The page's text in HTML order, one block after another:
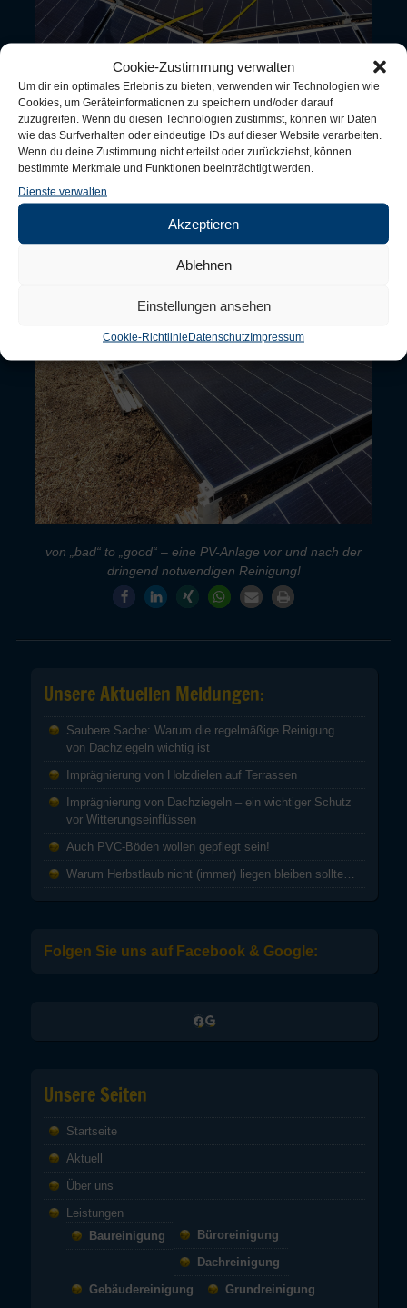
Cookie-Zustimmung verwalten
Um dir ein optimales Erlebnis zu bieten, verwenden wir Technologien wie
Cookies, um Geräteinformationen zu speichern und/oder darauf
zuzugreifen. Wenn du diesen Technologien zustimmst, können wir Daten
wie das Surfverhalten oder eindeutige IDs auf dieser Website verarbeiten.
Wenn du deine Zustimmung nicht erteilst oder zurückziehst, können
bestimmte Merkmale und Funktionen beeinträchtigt werden.
Dienste verwalten
Akzeptieren
Ablehnen
Einstellungen ansehen
Cookie-RichtlinieDatenschutzImpressum
von „bad“ to „good“ – eine PV-Anlage vor und nach der
dringend notwendigen Reinigung!
Unsere Aktuellen Meldungen:
Saubere Sache: Warum die regelmäßige Reinigung
von Dachziegeln wichtig ist
Imprägnierung von Holzdielen auf Terrassen
Imprägnierung von Dachziegeln – ein wichtiger Schutz
vor Witterungseinflüssen
Auch PVC-Böden wollen gepflegt sein!
Warum Herbstlaub nicht (immer) liegen bleiben sollte…
Folgen Sie uns auf Facebook & Google:
Facebook
Google
Unsere Seiten
Startseite
Aktuell
Über uns
Leistungen
Baureinigung
Büroreinigung
Dachreinigung
Gebäudereinigung
Grundreinigung